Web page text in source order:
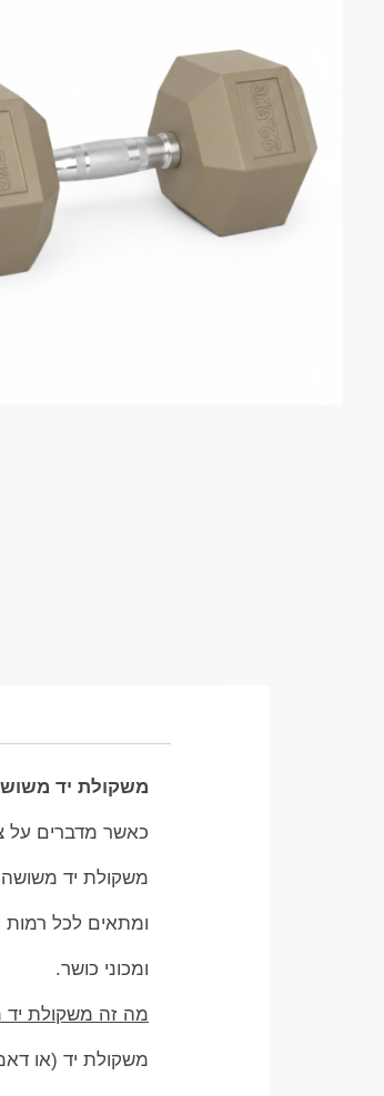
משקולת יד
כאשר מדברים על
משקולת יד משושה
ומתאים לכל
ומכוני כושר.
מה זה משקולת יד
משקולת יד (או